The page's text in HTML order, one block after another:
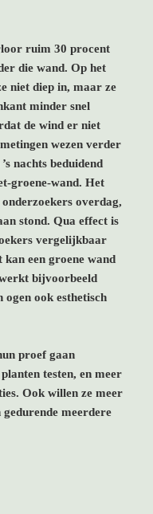
ruim 30 procent
die wand. Op het
niet diep in, maar ze
minder snel
de wind er niet
wezen verder
nachts beduidend
groene-wand. Het
overdag,
stond. Qua effect is
vergelijkbaar
een groene wand
bijvoorbeeld
ogen ook esthetisch
proef gaan
testen, en meer
Ook willen ze meer
meerdere